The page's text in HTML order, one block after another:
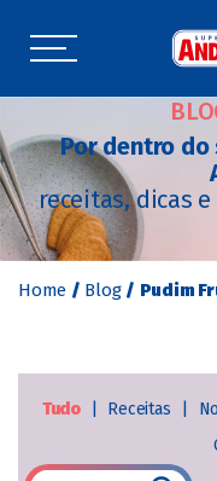
Por dentro do
receitas, dicas
Home / Blog / Pudim
Tudo Receitas